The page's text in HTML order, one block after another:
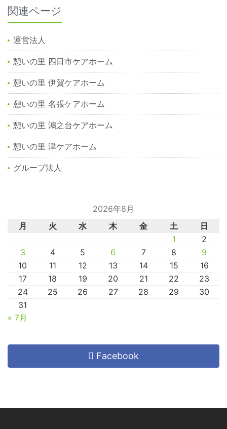
関連ページ
運営法人
憩いの里 四日市ケアホーム
憩いの里 伊賀ケアホーム
憩いの里 名張ケアホーム
憩いの里 鴻之台ケアホーム
憩いの里 津ケアホーム
グループ法人
2026年8月
月
火 水 木 金 土
日
1
2
3
4 5 6 7 8
9
10
11 12 13 14 15
16
17
18 19 20 21 22
23
24
25 26 27 28 29
30
31
« 7月
Facebook